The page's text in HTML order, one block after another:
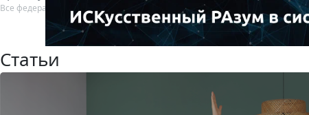
Все федеральные документы
Статьи